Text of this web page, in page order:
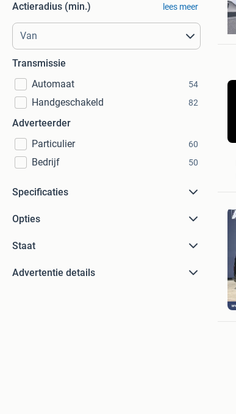
Actieradius (min.) lees meer
Transmissie
Automaat
54
Handgeschakeld 82
Adverteerder
Particulier
60
Bedrijf 50
Specificaties
Opties
Staat
Advertentie details